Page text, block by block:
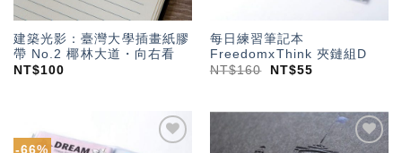
建築光影：臺灣大學插畫紙膠
帶 No.2 椰林大道・向右看
NT$100
每日練習筆記本
FreedomxThink 夾鏈組D
NT$160 NT$55
-66%